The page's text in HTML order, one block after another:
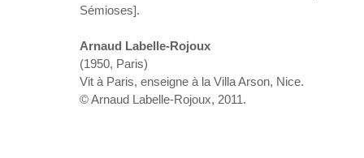
Sémioses].
Arnaud Labelle-Rojoux
(1950, Paris)
Vit à Paris, enseigne à la Villa Arson, Nice.
© Arnaud Labelle-Rojoux, 2011.